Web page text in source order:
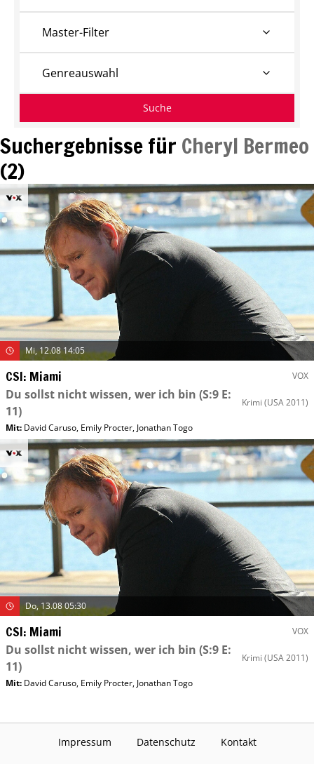
Suchergebnisse für Cheryl Bermeo
(2)
Mi, 12.08 14:05
CSI: Miami VOX
Du sollst nicht wissen, wer ich bin (S:9 E:
11)
Krimi (USA 2011)
Mit: David Caruso, Emily Procter, Jonathan Togo
Do, 13.08 05:30
CSI: Miami VOX
Du sollst nicht wissen, wer ich bin (S:9 E:
11)
Krimi (USA 2011)
Mit: David Caruso, Emily Procter, Jonathan Togo
Master-Filter
Genreauswahl
Suche
Impressum Datenschutz Kontakt